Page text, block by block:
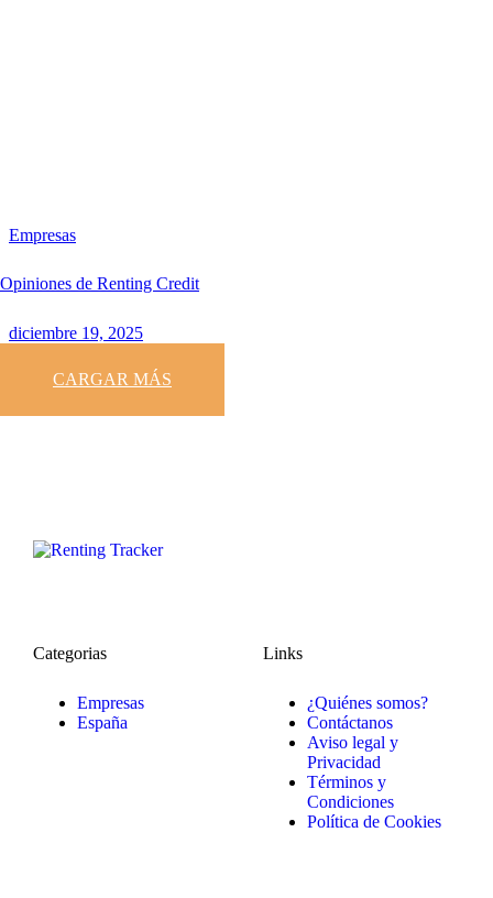
Empresas
Opiniones de Renting Credit
diciembre 19, 2025
CARGAR MÁS
Categorias
Empresas
España
Links
¿Quiénes somos?
Contáctanos
Aviso legal y
Privacidad
Términos y
Condiciones
Política de Cookies